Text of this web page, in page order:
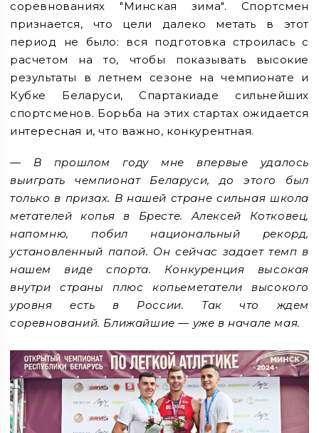
соревнованиях "Минская зима". Спортсмен
признается, что цели далеко метать в этот
период не было: вся подготовка строилась с
расчетом на то, чтобы показывать высокие
результаты в летнем сезоне на чемпионате и
Кубке Беларуси, Спартакиаде сильнейших
спортсменов. Борьба на этих стартах ожидается
интересная и, что важно, конкурентная.
— В прошлом году мне впервые удалось
выиграть чемпионат Беларуси, до этого был
только в призах. В нашей стране сильная школа
метателей копья в Бресте. Алексей Котковец,
напомню, побил национальный рекорд,
установленный папой. Он сейчас задает темп в
нашем виде спорта. Конкуренция высокая
внутри страны плюс копьеметатели высокого
уровня есть в России. Так что ждем
соревнований. Ближайшие — уже в начале мая.